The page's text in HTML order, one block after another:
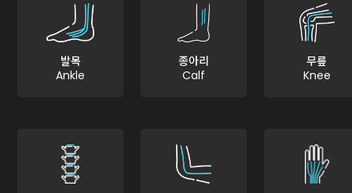
발목
Ankle
종아리
Calf
무릎
Knee